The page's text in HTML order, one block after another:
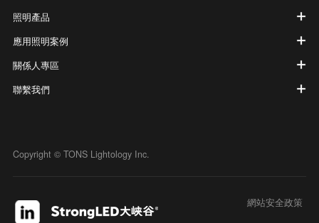
照明產品
應用照明案例
關係人專區
聯繫我們
Copyright © TONS Lightology Inc.
網站安全政策